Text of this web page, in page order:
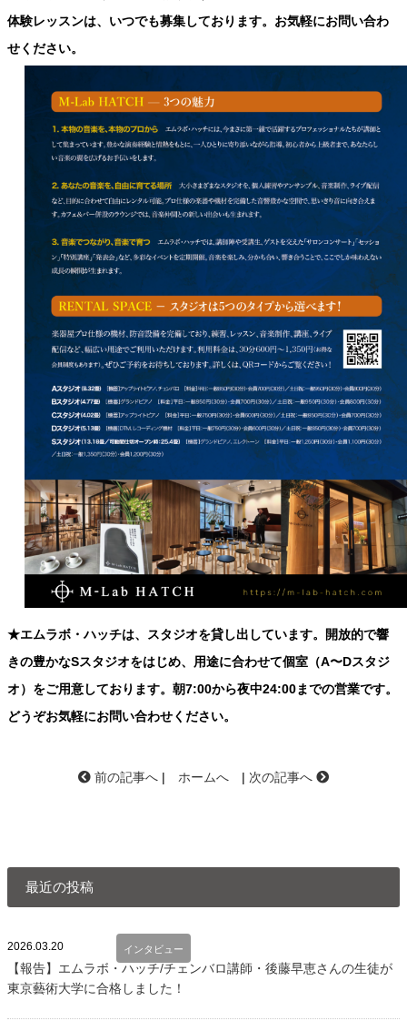
体験レッスンは、いつでも募集しております。お気軽にお問い合わ
せください。
★エムラボ・ハッチは、スタジオを貸し出しています。開放的で響
きの豊かなSスタジオをはじめ、用途に合わせて個室（A〜Dスタジ
オ）をご用意しております。朝7:00から夜中24:00までの営業です。
どうぞお気軽にお問い合わせください。
前の記事へ | ホームへ | 次の記事へ
最近の投稿
2026.03.20 インタビュー
【報告】エムラボ・ハッチ/チェンバロ講師・後藤早恵さんの生徒が
東京藝術大学に合格しました！